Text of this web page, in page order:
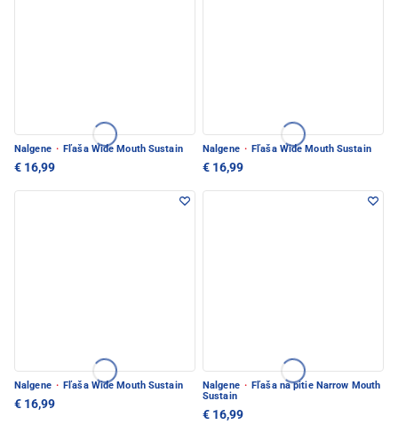
Nalgene · Fľaša Wide Mouth Sustain
€ 16,99
Nalgene · Fľaša Wide Mouth Sustain
€ 16,99
Nalgene · Fľaša Wide Mouth Sustain
€ 16,99
Nalgene · Fľaša na pitie Narrow Mouth
Sustain
€ 16,99